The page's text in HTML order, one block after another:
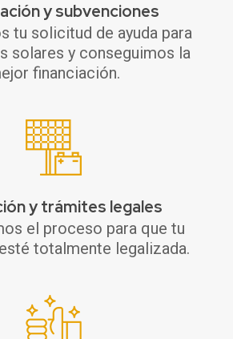
y subvenciones
tu solicitud de ayuda para
solares y conseguimos la
financiación.
y trámites legales
el proceso para que tu
totalmente legalizada.